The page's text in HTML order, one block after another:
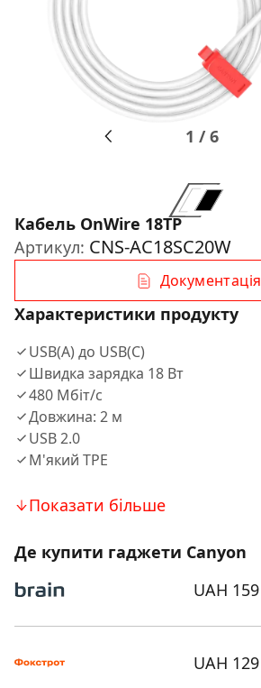
1 /6
Кабель OnWire 18TP
Артикул: CNS-AC18SC20W
Документація
Характеристики продукту
USB(A) до USB(C)
Швидка зарядка 18 Вт
480 Мбіт/с
Довжина: 2 м
USB 2.0
М'який TPE
Показати більше
Де купити гаджети Canyon
UAH 159
UAH 129